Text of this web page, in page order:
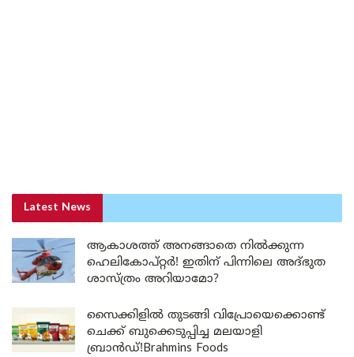
Latest News
ആകാശത്ത് അനങ്ങാതെ നില്‍ക്കുന്ന
ഹെലികോപ്റ്റര്‍! ഇതിന് പിന്നിലെ അദ്ഭുത
ശാസ്ത്രം അറിയാമോ?
സൈക്കിളിൽ തുടങ്ങി വിപ്രോയെക്കൊണ്ട്
ചെക്ക് ബുക്കെടുപ്പിച്ച മലയാളി
ബ്രാൻഡ്!Brahmins Foods